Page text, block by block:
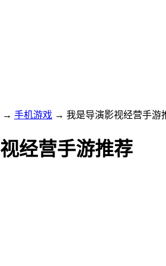
→ 手机游戏 → 我是导演影视经营手游
经营手游推荐